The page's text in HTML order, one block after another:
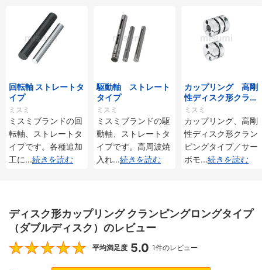
回転軸 ストレートタ
イプ
ミスミ
ミスミブランドの回
転軸、ストレートタ
イプです。各種追加
工に...続きを読む
駆動軸 ストレート
タイプ
ミスミ
ミスミブランドの駆
動軸、ストレートタ
イプです。高周波焼
入れ...続きを読む
カップリング 高剛
性ディスク形クラン
ピングタイプ／サー
ボモータ用
ミスミ
カップリング、高剛
性ディスク形クラン
ピングタイプ／サー
ボモ...続きを読む
ディスク形カップリング クランピングロングタイプ
（ダブルディスク）のレビュー
5
平均満足度 5.0 1件のレビュー